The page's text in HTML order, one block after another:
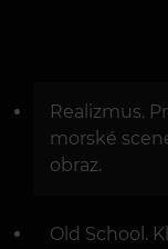
Realizmus.
morské
obraz.
Old School.